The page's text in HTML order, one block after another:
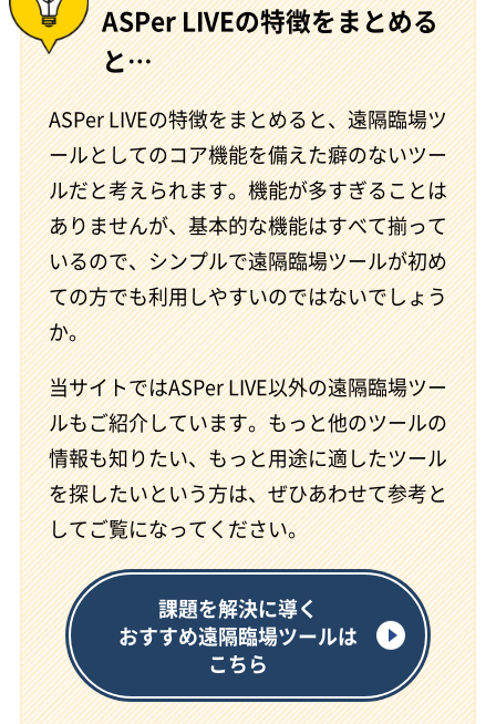
ASPer LIVEの特徴をまとめる
と…
ASPer LIVEの特徴をまとめると、遠隔臨場ツ
ールとしてのコア機能を備えた癖のないツー
ルだと考えられます。機能が多すぎることは
ありませんが、基本的な機能はすべて揃って
いるので、シンプルで遠隔臨場ツールが初め
ての方でも利用しやすいのではないでしょう
か。
当サイトではASPer LIVE以外の遠隔臨場ツー
ルもご紹介しています。もっと他のツールの
情報も知りたい、もっと用途に適したツール
を探したいという方は、ぜひあわせて参考と
してご覧になってください。
課題を解決に導く
おすすめ遠隔臨場ツールは
こちら